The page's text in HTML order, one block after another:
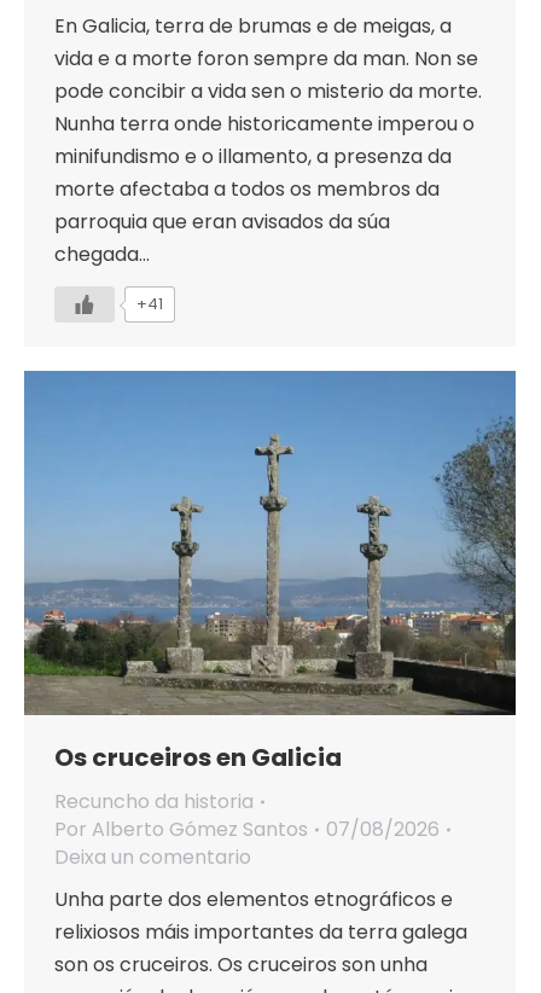
En Galicia, terra de brumas e de meigas, a
vida e a morte foron sempre da man. Non se
pode concibir a vida sen o misterio da morte.
Nunha terra onde historicamente imperou o
minifundismo e o illamento, a presenza da
morte afectaba a todos os membros da
parroquia que eran avisados da súa
chegada…
+41
Os cruceiros en Galicia
Recuncho da historia
Por Alberto Gómez Santos
07/08/2026
Deixa un comentario
Unha parte dos elementos etnográficos e
relixiosos máis importantes da terra galega
son os cruceiros. Os cruceiros son unha